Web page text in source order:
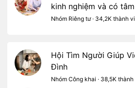
kinh nghiệm và có
Nhóm Riêng tư · 34,2K thành
Hội Tìm Người Giúp
Đình
Nhóm Công khai · 38,5K